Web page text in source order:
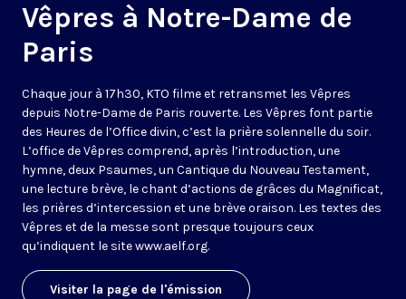
Vêpres à Notre-Dame de
Paris
Chaque jour à 17h30, KTO filme et retransmet les Vêpres
depuis Notre-Dame de Paris rouverte. Les Vêpres font partie
des Heures de l’Office divin, c’est la prière solennelle du soir.
L’office de Vêpres comprend, après l’introduction, une
hymne, deux Psaumes, un Cantique du Nouveau Testament,
une lecture brève, le chant d’actions de grâces du Magnificat,
les prières d’intercession et une brève oraison. Les textes des
Vêpres et de la messe sont presque toujours ceux
qu’indiquent le sitewww.aelf.org.
Visiter la page de l'émission